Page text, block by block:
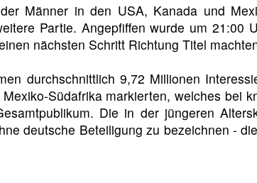
der Männer in den USA, Kanada und
Partie. Angepfiffen wurde um 21:00
nächsten Schritt Richtung Titel
durchschnittlich 9,72 Millionen
Südafrika markierten, welches bei
Die in der jüngeren
deutsche Beteiligung zu bezeichnen -